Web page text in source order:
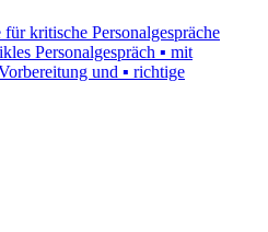
kritische Personalgespräche
Personalgespräch ▪ mit
und ▪ richtige